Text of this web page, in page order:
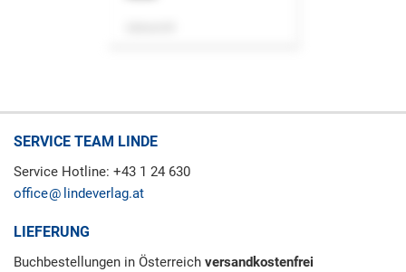
SERVICE TEAM LINDE
Service Hotline: +43 1 24 630
office
lindeverlag.at
LIEFERUNG
Buchbestellungen in Österreich versandkostenfrei